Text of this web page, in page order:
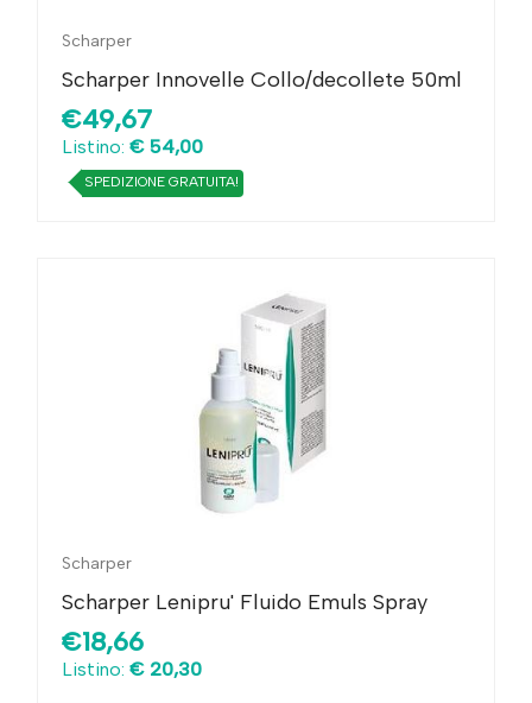
Scharper
Scharper Innovelle Collo/decollete 50ml
€49,67
Listino: € 54,00
SPEDIZIONE GRATUITA!
Scharper
Scharper Lenipru' Fluido Emuls Spray
€18,66
Listino: € 20,30